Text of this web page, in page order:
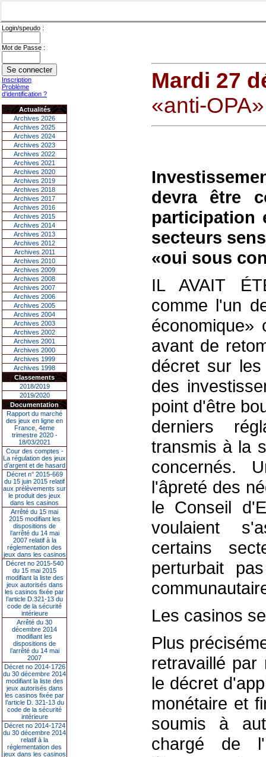
Login/speudo :
Mot de Passe :
Inscription
Problème
d'identification ?
Actualités
Archives 2026
Archives 2025
Archives 2024
Archives 2023
Archives 2022
Archives 2021
Archives 2020
Archives 2019
Archives 2018
Archives 2017
Archives 2016
Archives 2015
Archives 2014
Archives 2013
Archives 2012
Archives 2011
Archives 2010
Archives 2009
Archives 2008
Archives 2007
Archives 2006
Archives 2005
Archives 2004
Archives 2003
Archives 2002
Archives 2001
Archives 2000
Archives 1999
Archives 1998
Classements
2018/2019
2019/2020
Documentation
Rapport du marché
des jeux en ligne en
France, 4eme
trimestre 2020 -
18/03/2021
Cour des comptes -
La régulation des jeux
d’argent et de hasard
Décret n° 2015-669
du 15 juin 2015 relatif
aux prélèvements sur
le produit des jeux
dans les casinos
Arrêté du 15 mai
2015 modifiant les
dispositions de
l’arrêté du 14 mai
2007 relatif à la
réglementation des
jeux dans les casinos
Décret no 2015-540
du 15 mai 2015
modifiant la liste des
jeux autorisés dans
les casinos fixée par
l’article D.321-13 du
code de la sécurité
intérieure
Arrêté du 30
décembre 2014
modifiant les
dispositions de
l’arrêté du 14 mai
2007
Décret no 2014-1726
du 30 décembre 2014
modifiant la liste des
jeux autorisés dans
les casinos fixée par
l’article D. 321-13 du
code de la sécurité
intérieure
Décret no 2014-1724
du 30 décembre 2014
relatif à la
réglementation des
jeux dans les casinos
Mardi 27
«anti-
devra être
participation
secteurs
«oui sous
IL AVAIT
comme l'un
économique»
avant de
décret sur les
des
point d'être
derniers
transmis à la
concernés.
l'âpreté des
le Conseil
voulaient
certains
perturbait
Les casinos
Plus
retravaillé
le décret
monétaire et
soumis à
chargé de